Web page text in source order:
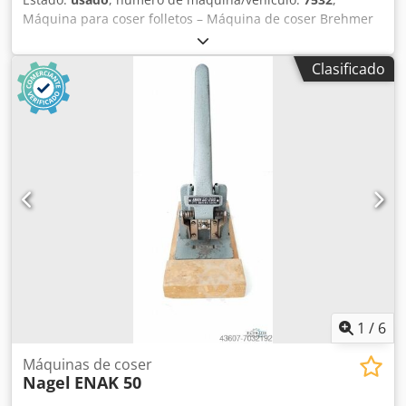
Máquina para coser folletos – Máquina de coser Brehmer
39 3/4-2, número de serie 7532/106A Tamaño mínimo: 120
x 70 mm – tamaño máximo: 280 x 440 mm 6 cabezales de
costura Velocidad máxima: 70 puntadas/minuto Crsdpfx
Agsh Axm Rokjf Inspección en vídeo en línea mediante
Skype Nos complacería mucho su visita; tenemos más
máquinas en stock. Disponible inmediatamente; se puede
inspeccionar. En stock en Emskirchen/Núremberg; se
Clasificado
1 / 6
Máquinas de coser
Nagel ENAK 50